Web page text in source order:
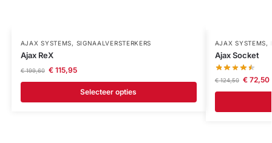
AJAX SYSTEMS, SIGNAALVERSTERKERS
Ajax ReX
€199,60 €115,95
Selecteer opties
AJAX SYSTEMS,
Ajax Socket
€124,50 €72,50